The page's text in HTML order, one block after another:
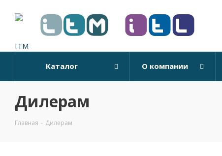
Каталог О компании
Дилерам
Главная - Дилерам